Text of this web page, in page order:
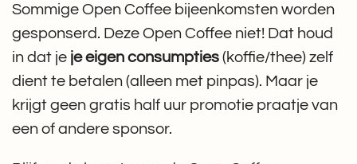
Sommige Open Coffee bijeenkomsten worden
gesponserd. Deze Open Coffee niet! Dat houd
in dat je je eigen consumpties (koffie/thee) zelf
dient te betalen (alleen met pinpas). Maar je
krijgt geen gratis half uur promotie praatje van
een of andere sponsor.